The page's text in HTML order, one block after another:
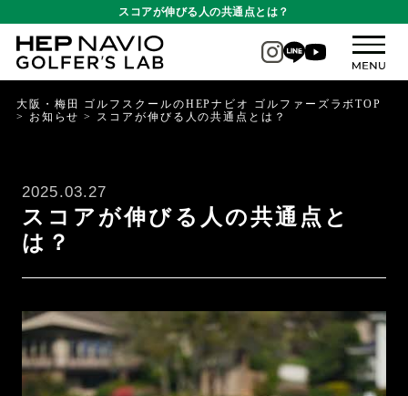
スコアが伸びる人の共通点とは？
大阪・梅田 ゴルフスクールのHEPナビオ ゴルファーズラボTOP
> お知らせ > スコアが伸びる人の共通点とは？
2025.03.27
スコアが伸びる人の共通点と
は？